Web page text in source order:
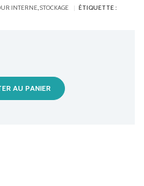
INTERNE,STOCKAGE
ÉTIQUETTE :
AU PANIER